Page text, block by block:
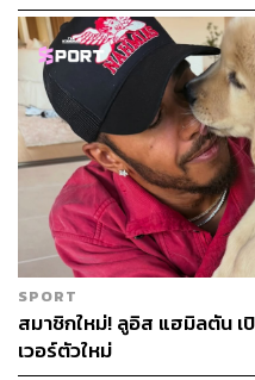
SPORT
สมาชิกใหม่! ลูอิส แฮมิลตัน เ
เวอร์ตัวใหม่